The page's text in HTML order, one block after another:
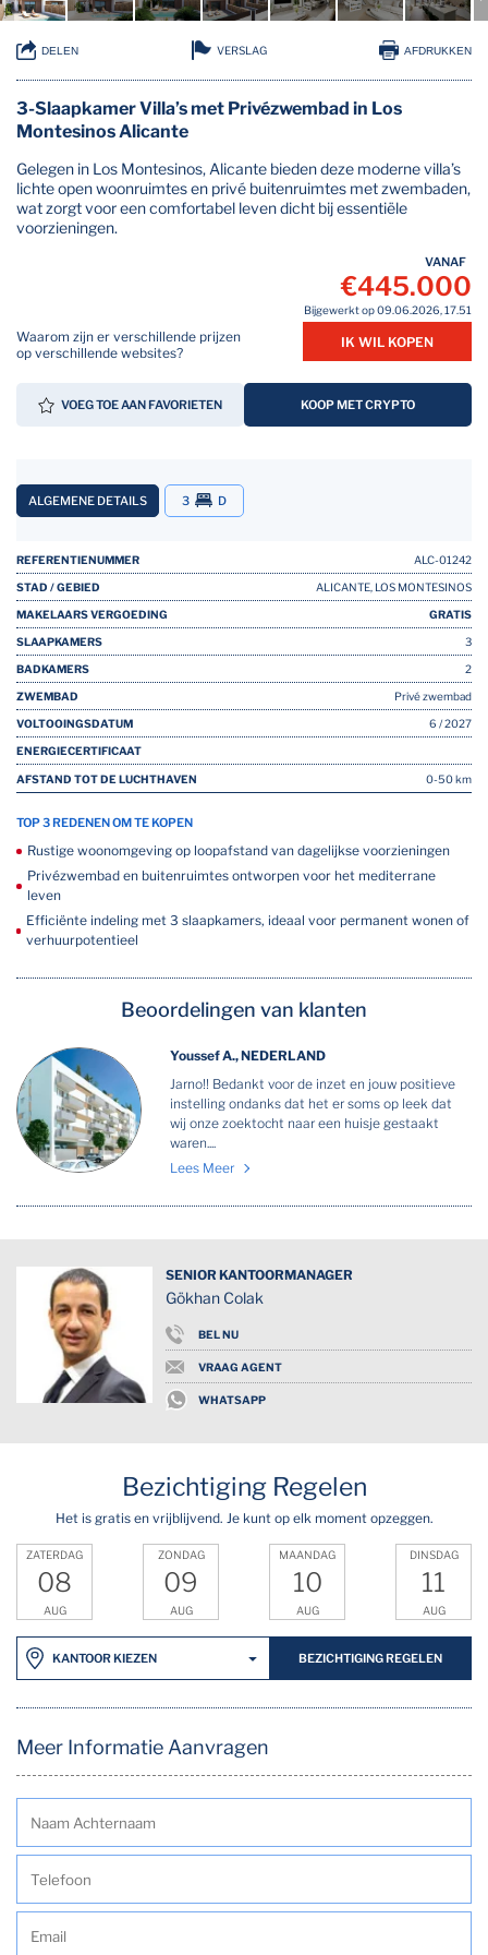
DELEN VERSLAG AFDRUKKEN
3-Slaapkamer Villa’s met Privézwembad in Los
Montesinos Alicante
Gelegen in Los Montesinos, Alicante bieden deze moderne villa’s
lichte open woonruimtes en privé buitenruimtes met zwembaden,
wat zorgt voor een comfortabel leven dicht bij essentiële
voorzieningen.
Waarom zijn er verschillende prijzen
op verschillende websites?
VANAF
€445.000
Bijgewerkt op 09.06.2026, 17.51
IK WIL KOPEN
VOEG TOE AAN FAVORIETEN KOOP MET CRYPTO
ALGEMENE DETAILS 3 D
REFERENTIENUMMER ALC-01242
STAD / GEBIED ALICANTE, LOS MONTESINOS
MAKELAARS VERGOEDING GRATIS
SLAAPKAMERS 3
BADKAMERS 2
ZWEMBAD Privé zwembad
VOLTOOINGSDATUM 6 / 2027
ENERGIECERTIFICAAT
AFSTAND TOT DE LUCHTHAVEN 0-50 km
TOP 3 REDENEN OM TE KOPEN
Rustige woonomgeving op loopafstand van dagelijkse voorzieningen
Privézwembad en buitenruimtes ontworpen voor het mediterrane
leven
Efficiënte indeling met 3 slaapkamers, ideaal voor permanent wonen of
verhuurpotentieel
Beoordelingen van klanten
Youssef A., NEDERLAND
Jarno!! Bedankt voor de inzet en jouw positieve
instelling ondanks dat het er soms op leek dat
wij onze zoektocht naar een huisje gestaakt
waren....
Lees Meer
SENIOR KANTOORMANAGER
Gökhan Colak
BEL NU
VRAAG AGENT
WHATSAPP
Bezichtiging Regelen
Het is gratis en vrijblijvend. Je kunt op elk moment opzeggen.
ZATERDAG
08
AUG
ZONDAG
09
AUG
MAANDAG
10
AUG
DINSDAG
11
AUG
KANTOOR KIEZEN BEZICHTIGING REGELEN
Meer Informatie Aanvragen